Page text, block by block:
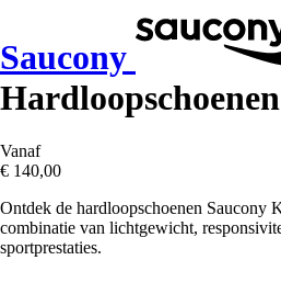
Saucony
Vanaf
€ 140,00
Ontdek de hardloopschoenen Saucony
combinatie van lichtgewicht,
sportprestaties.